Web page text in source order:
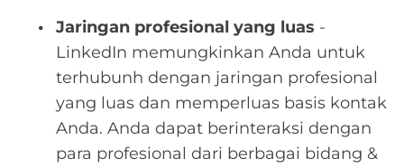
Jaringan profesional yang luas -
LinkedIn memungkinkan Anda untuk
terhubunh dengan jaringan profesional
yang luas dan memperluas basis kontak
Anda. Anda dapat berinteraksi dengan
para profesional dari berbagai bidang &